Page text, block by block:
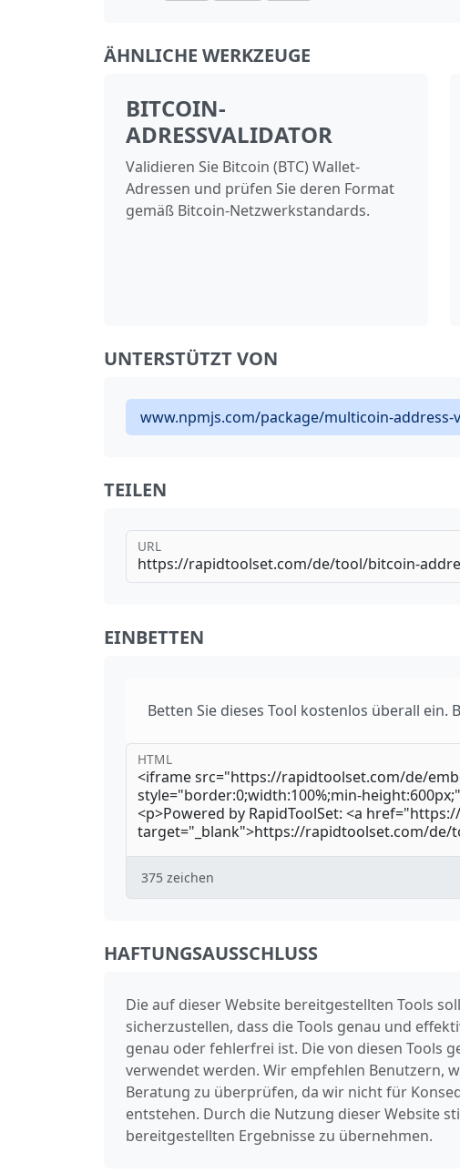
ÄHNLICHE WERKZEUGE
BITCOIN-
ADRESSVALIDATOR
Validieren Sie Bitcoin (BTC) Wallet-
Adressen und prüfen Sie deren Format
gemäß Bitcoin-Netzwerkstandards.
UNTERSTÜTZT VON
www.npmjs.com/package/multicoin-address-
TEILEN
URL
EINBETTEN
Betten Sie dieses Tool kostenlos überall ein.
HTML
375 zeichen
HAFTUNGSAUSSCHLUSS
Die auf dieser Website bereitgestellten Tools
sicherzustellen, dass die Tools genau und
genau oder fehlerfrei ist. Die von diesen Tools
verwendet werden. Wir empfehlen Benutzern,
Beratung zu überprüfen, da wir nicht für
entstehen. Durch die Nutzung dieser Website
bereitgestellten Ergebnisse zu übernehmen.